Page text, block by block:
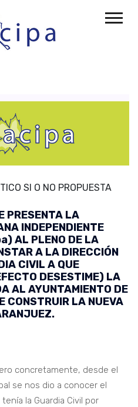
SI O NO PROPUESTA
PRESENTA LA
INDEPENDIENTE
AL PLENO DE LA
A LA DIRECCIÓN
CIVIL A QUE
DESESTIME) LA
AL AYUNTAMIENTO DE
CONSTRUIR LA NUEVA
concretamente, desde el
se nos dio a conocer el
la Guardia Civil por